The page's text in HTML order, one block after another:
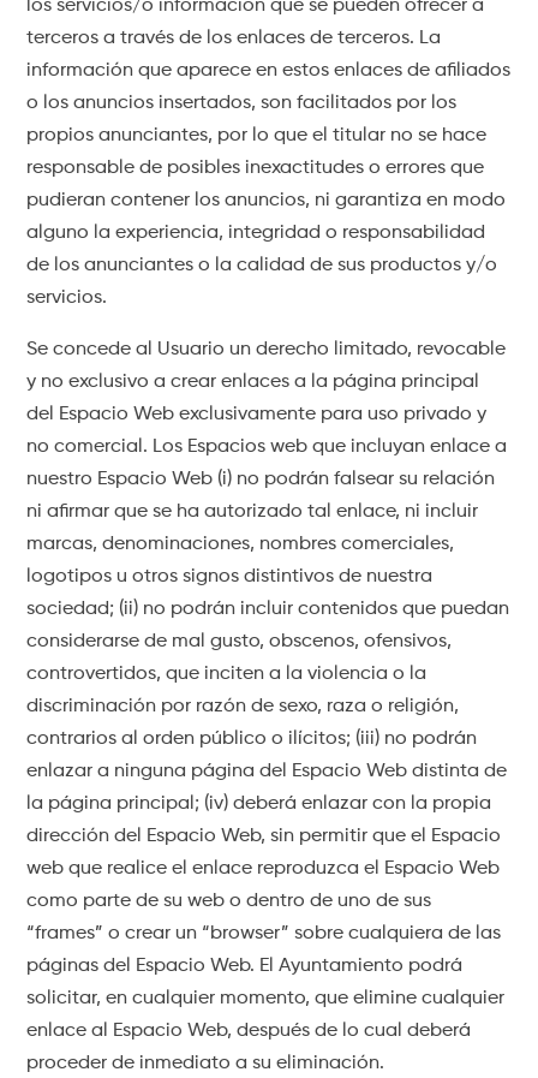
los servicios/o información que se pueden ofrecer a
terceros a través de los enlaces de terceros. La
información que aparece en estos enlaces de afiliados
o los anuncios insertados, son facilitados por los
propios anunciantes, por lo que el titular no se hace
responsable de posibles inexactitudes o errores que
pudieran contener los anuncios, ni garantiza en modo
alguno la experiencia, integridad o responsabilidad
de los anunciantes o la calidad de sus productos y/o
servicios.
Se concede al Usuario un derecho limitado, revocable
y no exclusivo a crear enlaces a la página principal
del Espacio Web exclusivamente para uso privado y
no comercial. Los Espacios web que incluyan enlace a
nuestro Espacio Web (i) no podrán falsear su relación
ni afirmar que se ha autorizado tal enlace, ni incluir
marcas, denominaciones, nombres comerciales,
logotipos u otros signos distintivos de nuestra
sociedad; (ii) no podrán incluir contenidos que puedan
considerarse de mal gusto, obscenos, ofensivos,
controvertidos, que inciten a la violencia o la
discriminación por razón de sexo, raza o religión,
contrarios al orden público o ilícitos; (iii) no podrán
enlazar a ninguna página del Espacio Web distinta de
la página principal; (iv) deberá enlazar con la propia
dirección del Espacio Web, sin permitir que el Espacio
web que realice el enlace reproduzca el Espacio Web
como parte de su web o dentro de uno de sus
“frames” o crear un “browser” sobre cualquiera de las
páginas del Espacio Web. El Ayuntamiento podrá
solicitar, en cualquier momento, que elimine cualquier
enlace al Espacio Web, después de lo cual deberá
proceder de inmediato a su eliminación.